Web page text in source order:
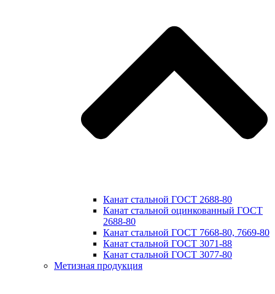
Канат стальной ГОСТ 2688-80
Канат стальной оцинкованный ГОСТ
2688-80
Канат стальной ГОСТ 7668-80, 7669-80
Канат стальной ГОСТ 3071-88
Канат стальной ГОСТ 3077-80
Метизная продукция